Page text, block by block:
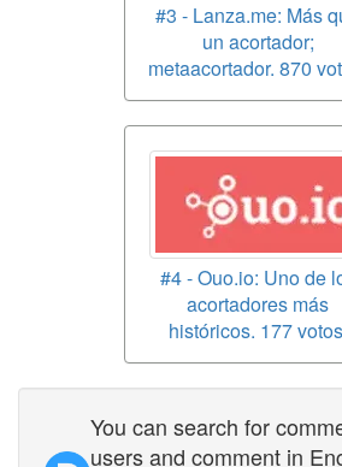
#3 - Lanza.me: Más
un acortador;
metaacortador. 870
#4 - Ouo.io: Uno de
acortadores más
históricos. 177
You can search for
users and comment in